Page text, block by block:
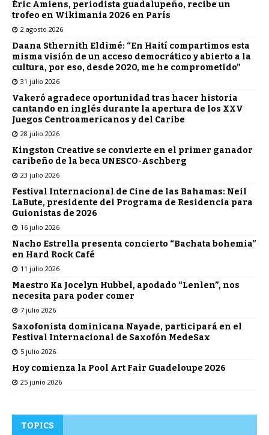
Éric Amiens, periodista guadalupeño, recibe un
trofeo en Wikimania 2026 en París
2 agosto 2026
Daana Sthernith Eldimé: “En Haití compartimos esta
misma visión de un acceso democrático y abierto a la
cultura, por eso, desde 2020, me he comprometido”
31 julio 2026
Vakeró agradece oportunidad tras hacer historia
cantando en inglés durante la apertura de los XXV
Juegos Centroamericanos y del Caribe
28 julio 2026
Kingston Creative se convierte en el primer ganador
caribeño de la beca UNESCO-Aschberg
23 julio 2026
Festival Internacional de Cine de las Bahamas: Neil
LaBute, presidente del Programa de Residencia para
Guionistas de 2026
16 julio 2026
Nacho Estrella presenta concierto “Bachata bohemia”
en Hard Rock Café
11 julio 2026
Maestro Ka Jocelyn Hubbel, apodado “Lenlen”, nos
necesita para poder comer
7 julio 2026
Saxofonista dominicana Nayade, participará en el
Festival Internacional de Saxofón MedeSax
5 julio 2026
Hoy comienza la Pool Art Fair Guadeloupe 2026
25 junio 2026
TOPICS